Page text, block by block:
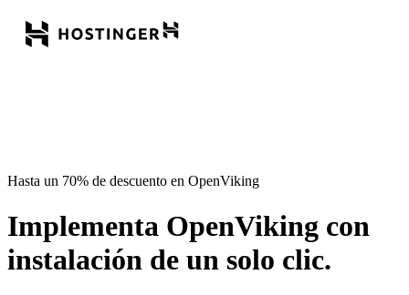
Hasta un 70% de descuento en OpenViking
Implementa OpenViking con
instalación de un solo clic.